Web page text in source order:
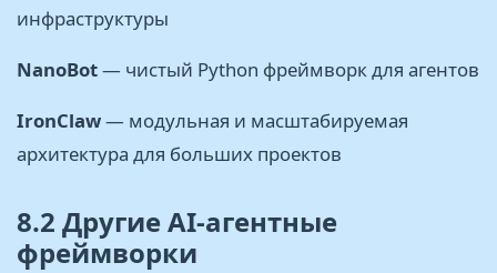
инфраструктуры
NanoBot— чистый Python фреймворк для агентов
IronClaw— модульная и масштабируемая
архитектура для больших проектов
8.2 Другие AI-агентные
фреймворки